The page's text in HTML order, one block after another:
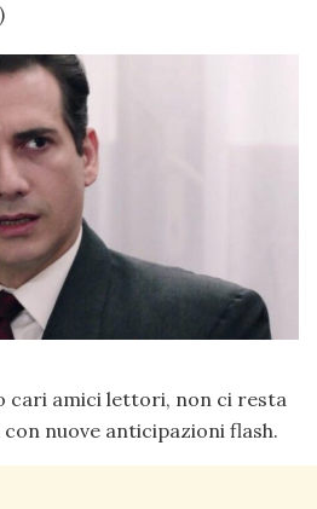
cari amici lettori, non ci resta
nuove anticipazioni flash.